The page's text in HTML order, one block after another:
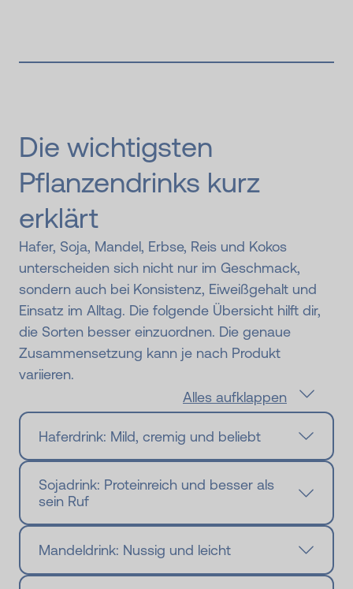
Die wichtigsten
Pflanzendrinks kurz
erklärt
Hafer, Soja, Mandel, Erbse, Reis und Kokos
unterscheiden sich nicht nur im Geschmack,
sondern auch bei Konsistenz, Eiweißgehalt und
Einsatz im Alltag. Die folgende Übersicht hilft dir,
die Sorten besser einzuordnen. Die genaue
Zusammensetzung kann je nach Produkt
variieren.
Alles aufklappen
Haferdrink: Mild, cremig und beliebt
Sojadrink: Proteinreich und besser als
sein Ruf
Mandeldrink: Nussig und leicht